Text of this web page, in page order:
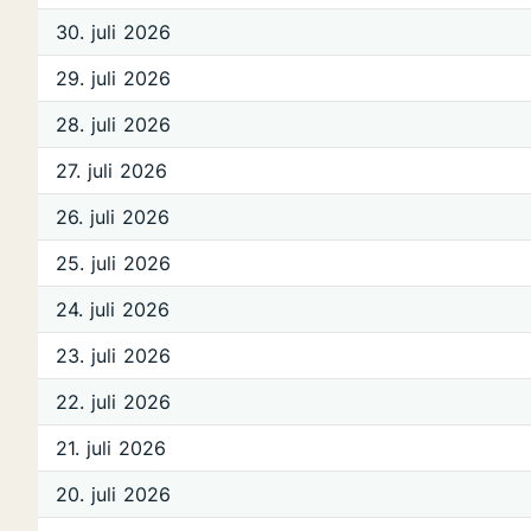
30. juli 2026
29. juli 2026
28. juli 2026
27. juli 2026
26. juli 2026
25. juli 2026
24. juli 2026
23. juli 2026
22. juli 2026
21. juli 2026
20. juli 2026